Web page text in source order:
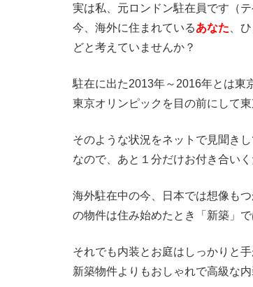
実は私、元ロンドン駐在員です（テ
今、海外に住まれているあなた 、
どと考えていませんか？
駐在に出た2013年～2016年とは東
東京オリンピックを目の前にして
そのような状況をネットで見聞き
なので、あと１分だけお付き合いく
海外駐在中の今、日本では想像も
の物件は住み始めたとき「新築」
それでも内装とお庭はしっかりと
新築物件よりもおしゃれで高級な